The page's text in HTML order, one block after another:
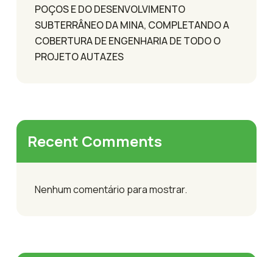
POÇOS E DO DESENVOLVIMENTO
SUBTERRÂNEO DA MINA, COMPLETANDO A
COBERTURA DE ENGENHARIA DE TODO O
PROJETO AUTAZES
Recent Comments
Nenhum comentário para mostrar.